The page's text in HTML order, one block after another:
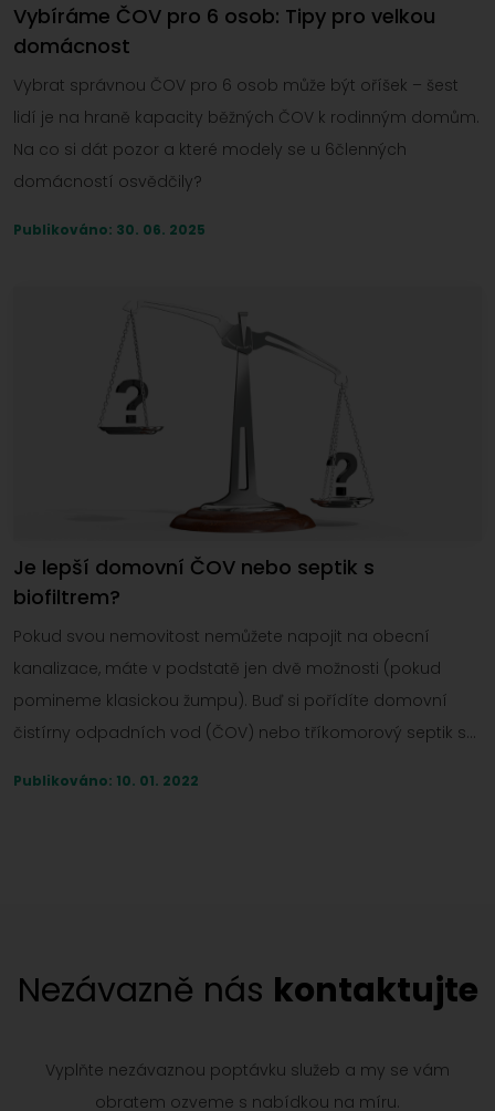
Vybíráme ČOV pro 6 osob: Tipy pro velkou
domácnost
Vybrat správnou ČOV pro 6 osob může být oříšek – šest
lidí je na hraně kapacity běžných ČOV k rodinným domům.
Na co si dát pozor a které modely se u 6členných
domácností osvědčily?
Publikováno: 30. 06. 2025
Je lepší domovní ČOV nebo septik s
biofiltrem?
Pokud svou nemovitost nemůžete napojit na obecní
kanalizace, máte v podstatě jen dvě možnosti (pokud
pomineme klasickou žumpu). Buď si pořídíte domovní
čistírny odpadních vod (ČOV) nebo tříkomorový septik s
Publikováno: 10. 01. 2022
Nezávazně nás kontaktujte
Vyplňte nezávaznou poptávku služeb a my se vám
obratem ozveme s nabídkou na míru.